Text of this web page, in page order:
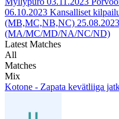
06.10.2023 Kansalliset
(MB,MC,NB,NC) 25.08.2023
(MA/MC/MD/NA/NC/ND)
Latest Matches
All
Matches
Mix
Kotone - Zapata kevätliiga